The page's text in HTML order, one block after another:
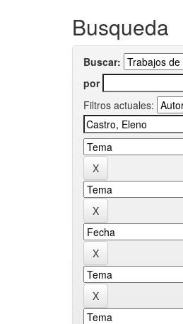
Busqueda
Buscar:
por
Filtros actuales: